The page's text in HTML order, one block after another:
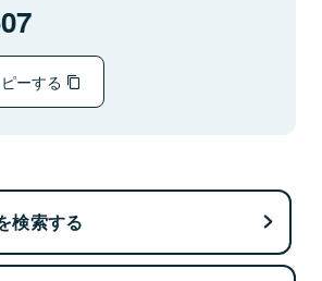
ーする
検索する